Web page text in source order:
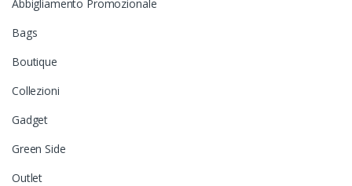
Abbigliamento Promozionale
Bags
Boutique
Collezioni
Gadget
Green Side
Outlet